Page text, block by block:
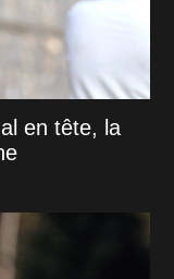
en tête, la